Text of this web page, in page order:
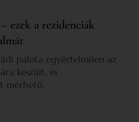
ezek a rezidenciák
palota egyértelműen az
készült, és
mérhető.